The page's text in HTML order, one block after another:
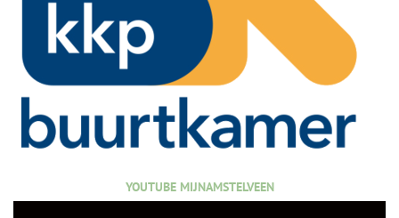
YOUTUBE MIJNAMSTELVEEN